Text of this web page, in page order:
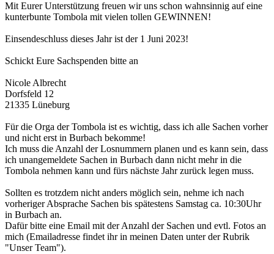
Mit Eurer Unterstützung freuen wir uns schon wahnsinnig auf eine
kunterbunte Tombola mit vielen tollen GEWINNEN!
Einsendeschluss dieses Jahr ist der 1 Juni 2023!
Schickt Eure Sachspenden bitte an
Nicole Albrecht
Dorfsfeld 12
21335 Lüneburg
Für die Orga der Tombola ist es wichtig, dass ich alle Sachen vorher
und nicht erst in Burbach bekomme!
Ich muss die Anzahl der Losnummern planen und es kann sein, dass
ich unangemeldete Sachen in Burbach dann nicht mehr in die
Tombola nehmen kann und fürs nächste Jahr zurück legen muss.
Sollten es trotzdem nicht anders möglich sein, nehme ich nach
vorheriger Absprache Sachen bis spätestens Samstag ca. 10:30Uhr
in Burbach an.
Dafür bitte eine Email mit der Anzahl der Sachen und evtl. Fotos an
mich (Emailadresse findet ihr in meinen Daten unter der Rubrik
"Unser Team").